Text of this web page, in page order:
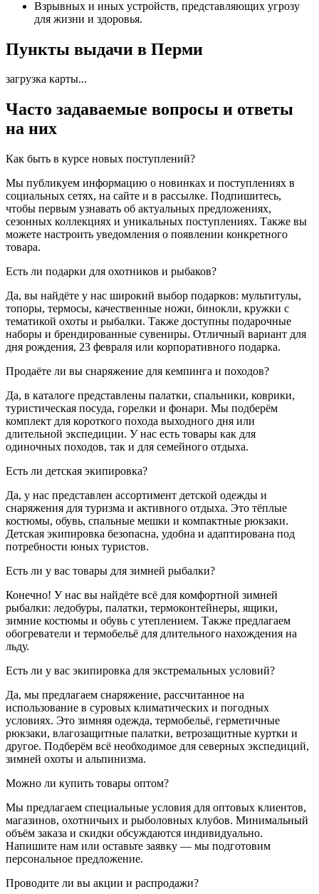
Взрывных и иных устройств, представляющих угрозу
для жизни и здоровья.
Пункты выдачи в Перми
загрузка карты...
Часто задаваемые вопросы и ответы
на них
Как быть в курсе новых поступлений?
Мы публикуем информацию о новинках и поступлениях в
социальных сетях, на сайте и в рассылке. Подпишитесь,
чтобы первым узнавать об актуальных предложениях,
сезонных коллекциях и уникальных поступлениях. Также вы
можете настроить уведомления о появлении конкретного
товара.
Есть ли подарки для охотников и рыбаков?
Да, вы найдёте у нас широкий выбор подарков: мультитулы,
топоры, термосы, качественные ножи, бинокли, кружки с
тематикой охоты и рыбалки. Также доступны подарочные
наборы и брендированные сувениры. Отличный вариант для
дня рождения, 23 февраля или корпоративного подарка.
Продаёте ли вы снаряжение для кемпинга и походов?
Да, в каталоге представлены палатки, спальники, коврики,
туристическая посуда, горелки и фонари. Мы подберём
комплект для короткого похода выходного дня или
длительной экспедиции. У нас есть товары как для
одиночных походов, так и для семейного отдыха.
Есть ли детская экипировка?
Да, у нас представлен ассортимент детской одежды и
снаряжения для туризма и активного отдыха. Это тёплые
костюмы, обувь, спальные мешки и компактные рюкзаки.
Детская экипировка безопасна, удобна и адаптирована под
потребности юных туристов.
Есть ли у вас товары для зимней рыбалки?
Конечно! У нас вы найдёте всё для комфортной зимней
рыбалки: ледобуры, палатки, термоконтейнеры, ящики,
зимние костюмы и обувь с утеплением. Также предлагаем
обогреватели и термобельё для длительного нахождения на
льду.
Есть ли у вас экипировка для экстремальных условий?
Да, мы предлагаем снаряжение, рассчитанное на
использование в суровых климатических и погодных
условиях. Это зимняя одежда, термобельё, герметичные
рюкзаки, влагозащитные палатки, ветрозащитные куртки и
другое. Подберём всё необходимое для северных экспедиций,
зимней охоты и альпинизма.
Можно ли купить товары оптом?
Мы предлагаем специальные условия для оптовых клиентов,
магазинов, охотничьих и рыболовных клубов. Минимальный
объём заказа и скидки обсуждаются индивидуально.
Напишите нам или оставьте заявку — мы подготовим
персональное предложение.
Проводите ли вы акции и распродажи?